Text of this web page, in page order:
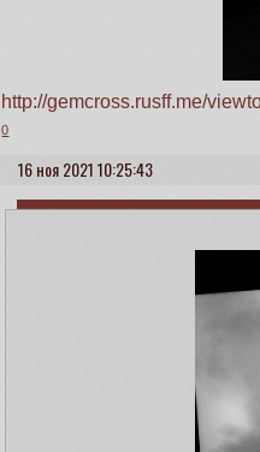
http://gemcross.rusff.me/
0
16 ноя 2021 10:25:43